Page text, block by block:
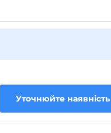
Уточнюйте наявність